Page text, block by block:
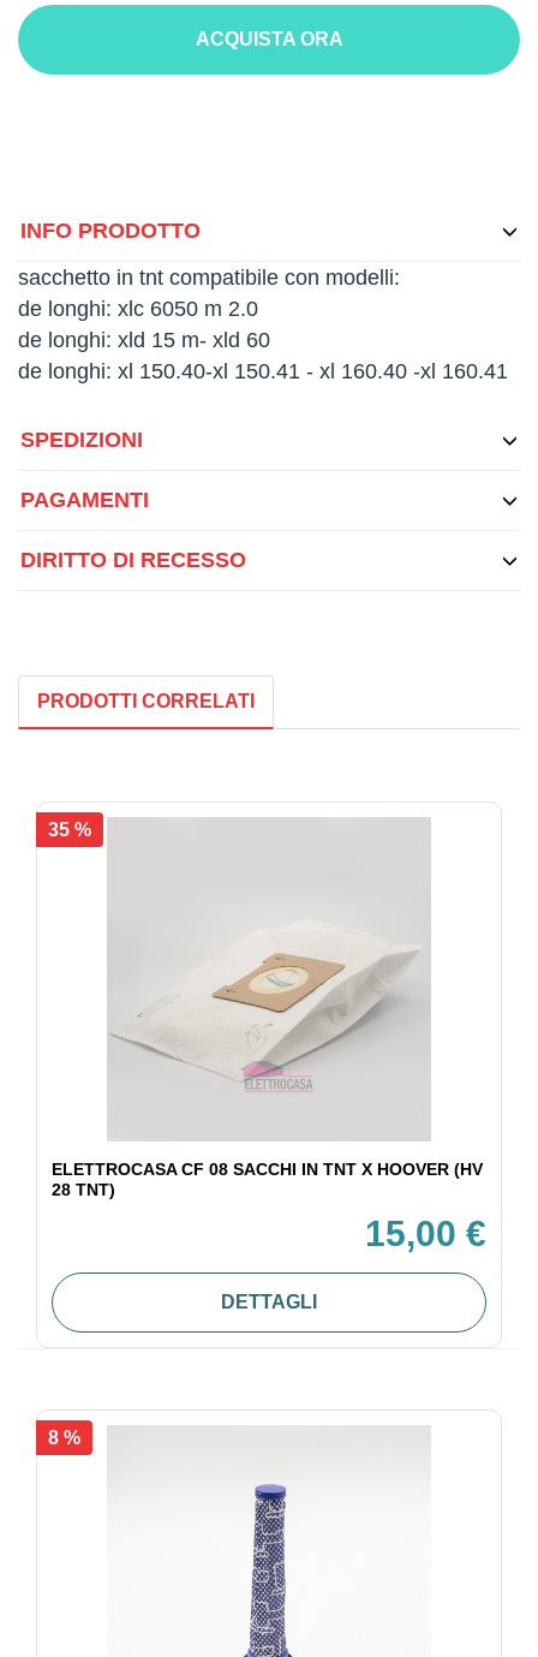
ACQUISTA ORA
INFO PRODOTTO
sacchetto in tnt compatibile con modelli:
de longhi: xlc 6050 m 2.0
de longhi: xld 15 m- xld 60
de longhi: xl 150.40-xl 150.41 - xl 160.40 -xl 160.41
SPEDIZIONI
PAGAMENTI
DIRITTO DI RECESSO
PRODOTTI CORRELATI
35 %
ELETTROCASA CF 08 SACCHI IN TNT X HOOVER (HV
28 TNT)
15,00 €
DETTAGLI
8 %